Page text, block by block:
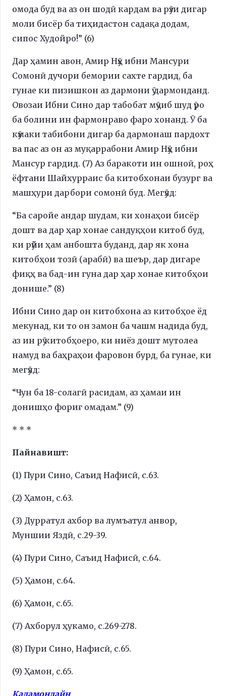
омода буд ва аз он шодӣ кардам ва рӯзи дигар
моли бисёр ба тиҳидастон садақа додам,
сипос Худойро!” (6)
Дар ҳамин авон, Амир Нӯҳ ибни Мансури
Сомонӣ дучори бемории сахте гардид, ба
гунае ки пизишкон аз дармони ӯ дармонданд.
Овозаи Ибни Сино дар табобат мӯҷиб шуд ӯро
ба болини ин фармонраво фаро хонанд. Ӯ ба
кӯмаки табибони дигар ба дармонаш пардохт
ва пас аз он аз муқаррабони Амир Нӯҳ ибни
Мансур гардид. (7) Аз баракоти ин ошноӣ, роҳ
ёфтани Шайхурраис ба китобхонаи бузург ва
машҳури дарбори сомонӣ буд. Мегӯяд:
“Ба саройе андар шудам, ки хонаҳои бисёр
дошт ва дар ҳар хонае сандуқҳои китоб буд,
ки рӯйи ҳам анбошта буданд, дар як хона
китобҳои тозӣ (арабӣ) ва шеър, дар дигаре
фиқҳ ва бад-ин гуна дар ҳар хонае китобҳои
донише.” (8)
Ибни Сино дар он китобхона аз китобҳое ёд
мекунад, ки то он замон ба чашм надида буд,
аз ин рӯ китобҳоеро, ки ниёз дошт мутолеа
намуд ва баҳраҳои фаровон бурд, ба гунае, ки
мегӯяд:
“Чун ба 18-солагӣ расидам, аз ҳамаи ин
донишҳо фориғ омадам.” (9)
* * *
Пайнавишт:
(1) Пури Сино, Саъид Нафисӣ, с.63.
(2) Ҳамон, с.63.
(3) Дурратул ахбор ва лумъатул анвор,
Муншии Яздӣ, с.29-39.
(4) Пури Сино, Саъид Нафисӣ, с.64.
(5) Ҳамон, с.64.
(6) Ҳамон, с.65.
(7) Ахборул ҳукамо, с.269-278.
(8) Пури Сино, Нафисӣ, с.65.
(9) Ҳамон, с.65.
Қаламонлайн